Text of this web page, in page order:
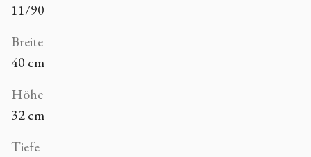
11/90
Breite
40 cm
Höhe
32 cm
Tiefe